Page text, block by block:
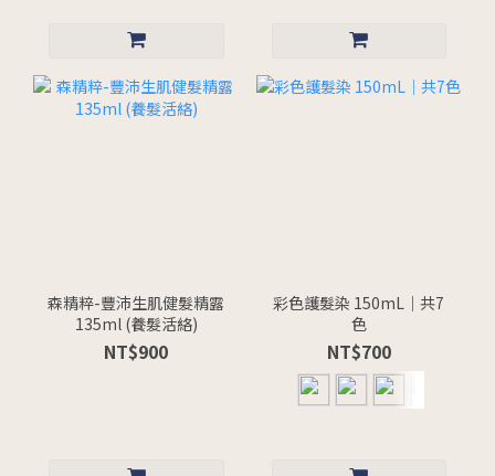
森精粹-豐沛生肌健髮精露
135ml (養髮活絡)
NT$900
彩色護髮染 150mL｜共7
色
NT$700